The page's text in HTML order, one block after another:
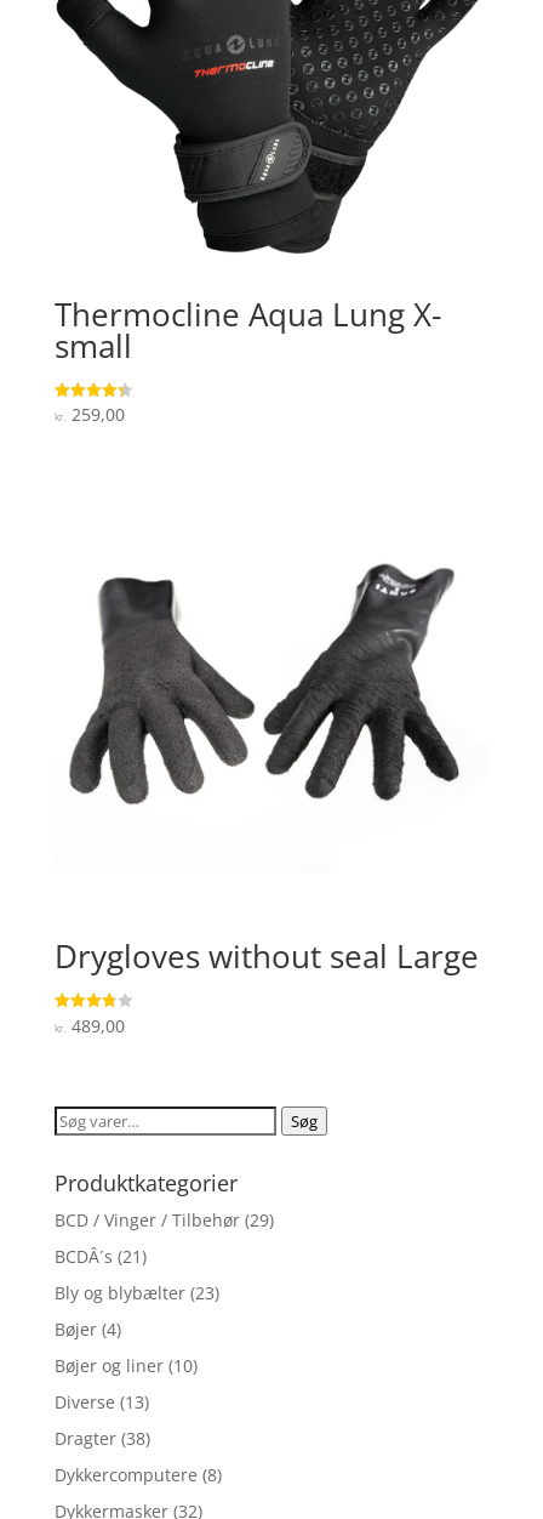
Thermocline Aqua Lung X-
small
Vurderet
4.3
kr.259,00
Drygloves without seal Large
Vurderet
3.8
kr. 489,00
Søg
Søg
Produktkategorier
BCD / Vinger / Tilbehør (29)
BCDÂ´s (21)
Bly og blybælter (23)
Bøjer (4)
Bøjer og liner (10)
Diverse (13)
Dragter (38)
Dykkercomputere (8)
Dykkermasker (32)